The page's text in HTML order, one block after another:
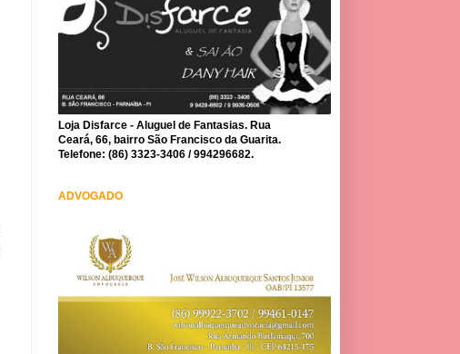
Loja Disfarce - Aluguel de Fantasias. Rua
Ceará, 66, bairro São Francisco da Guarita.
Telefone: (86) 3323-3406 / 994296682.
ADVOGADO